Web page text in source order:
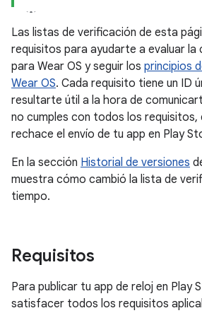
Las listas de verificación de esta
requisitos para ayudarte a evaluar la
para Wear OS y seguir los principios
Wear OS. Cada requisito tiene un ID
resultarte útil a la hora de
no cumples con todos los requisitos,
rechace el envío de tu app en Play
En la sección Historial de versiones
muestra cómo cambió la lista de
tiempo.
Requisitos
Para publicar tu app de reloj en Play
satisfacer todos los requisitos